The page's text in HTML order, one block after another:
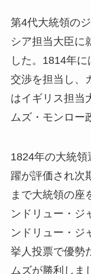
第4代大統領の
シア担当大臣に
した。1814年
交渉を担当し、
はイギリス担当
ムズ・モンロー
1824年の大統
躍が評価され次
まで大統領の座
ンドリュー・ジ
ンドリュー・ジ
挙人投票で優勢
ムズが勝利しま